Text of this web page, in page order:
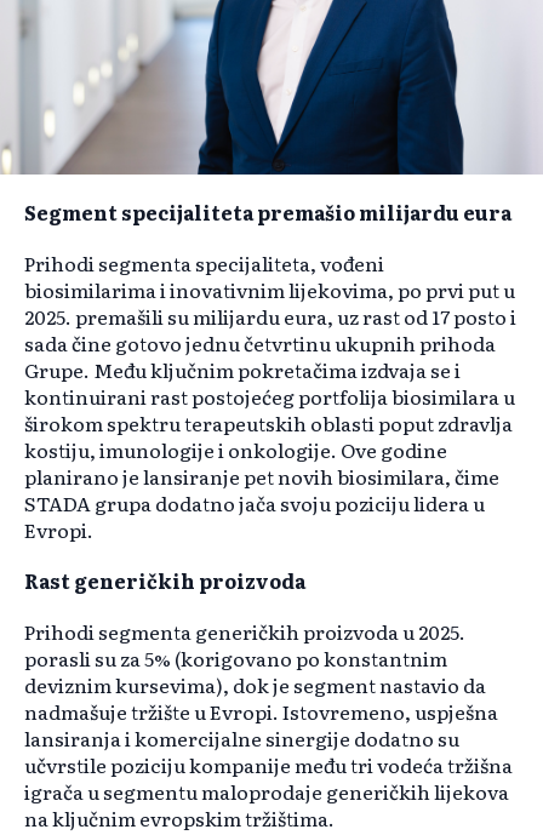
Segment specijaliteta premašio milijardu eura
Prihodi segmenta specijaliteta, vođeni
biosimilarima i inovativnim lijekovima, po prvi put u
2025. premašili su milijardu eura, uz rast od 17 posto i
sada čine gotovo jednu četvrtinu ukupnih prihoda
Grupe. Među ključnim pokretačima izdvaja se i
kontinuirani rast postojećeg portfolija biosimilara u
širokom spektru terapeutskih oblasti poput zdravlja
kostiju, imunologije i onkologije. Ove godine
planirano je lansiranje pet novih biosimilara, čime
STADA grupa dodatno jača svoju poziciju lidera u
Evropi.
Rast generičkih proizvoda
Prihodi segmenta generičkih proizvoda u 2025.
porasli su za 5% (korigovano po konstantnim
deviznim kursevima), dok je segment nastavio da
nadmašuje tržište u Evropi. Istovremeno, uspješna
lansiranja i komercijalne sinergije dodatno su
učvrstile poziciju kompanije među tri vodeća tržišna
igrača u segmentu maloprodaje generičkih lijekova
na ključnim evropskim tržištima.